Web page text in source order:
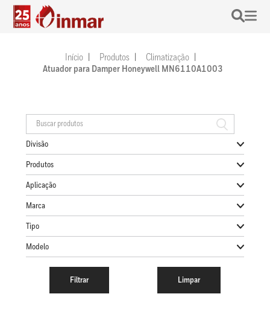
Início Produtos
Climatização
Atuador para Damper Honeywell MN6110A1003
Divisão
Produtos
Aplicação
Marca
Tipo
Modelo